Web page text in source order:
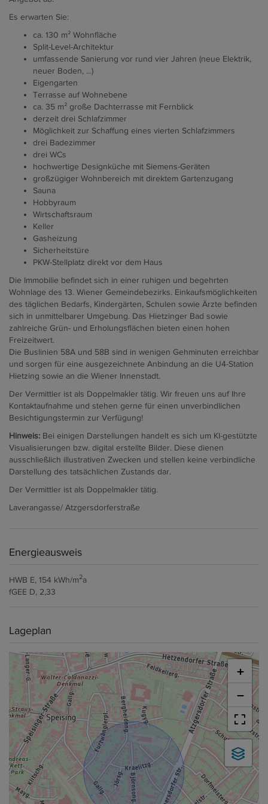
Es erwarten Sie:
ca. 130 m² Wohnfläche
Split-Level-Architektur
umfassende Sanierung vor rund vier Jahren (neue Elektrik,
neuer Boden, ...)
Eigengarten
Terrasse auf Wohnebene
ca. 35 m² große Dachterrasse mit Fernblick
derzeit drei Schlafzimmer
Möglichkeit zur Schaffung eines vierten Schlafzimmers
drei Badezimmer
drei WCs
hochwertige Designküche mit Siemens-Geräten
großzügiger Wohnbereich mit direktem Gartenzugang
Sauna
Hobbyraum
Wirtschaftsraum
Keller
Gasheizung
Sicherheitstüre
PKW-Stellplatz direkt vor dem Haus
Die Immobilie befindet sich in einer ruhigen und begehrten
Wohnlage des 13. Wiener Gemeindebezirks. Einkaufsmöglichkeiten
des täglichen Bedarfs, Kindergärten, Schulen sowie Ärzte befinden
sich in unmittelbarer Umgebung. Das Hietzinger Bad sowie
zahlreiche Grün- und Erholungsflächen bieten einen hohen
Freizeitwert.
Die Buslinien 58A und 58B sind in wenigen Gehminuten erreichbar
und sorgen für eine ausgezeichnete Anbindung an die U4-Station
Hietzing sowie an die Wiener Innenstadt.
Der Vermittler ist als Doppelmakler tätig. Wir freuen uns auf Ihre
Kontaktaufnahme und stehen gerne für einen unverbindlichen
Besichtigungstermin zur Verfügung!
Hinweis: Bei einigen Darstellungen handelt es sich um KI-gestützte
Visualisierungen bzw. digital erstellte Bilder. Diese dienen
ausschließlich illustrativen Zwecken und stellen keine verbindliche
Darstellung des tatsächlichen Zustands dar.
Der Vermittler ist als Doppelmakler tätig.
Laverangasse/ Atzgersdorferstraße
Energieausweis
HWB E, 154 kWh/m2a
fGEE D, 2,33
Lageplan
+
−